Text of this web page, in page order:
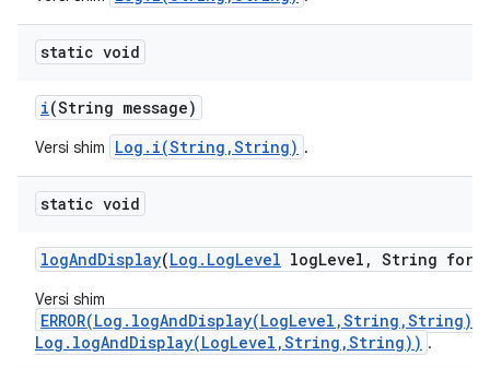
static void
i(String message)
Versi shim Log.i(String,String) .
static void
logAndDisplay(Log . LogLevel logLevel , String
Versi shim
Log.logAndDisplay(LogLevel,String,String)) .